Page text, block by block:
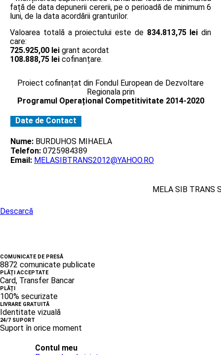
față de data depunerii cererii, pe o perioadă de minimum 6
luni, de la data acordării granturilor.
Valoarea totală a proiectului este de 834.813,75 lei din
care:
725.925,00 lei grant acordat
108.888,75 lei cofinanțare.
Proiect cofinanțat din Fondul European de Dezvoltare
Regionala prin
Programul Operațional Competitivitate 2014-2020
Date de Contact
Nume: BURDUHOS MIHAELA
Telefon: 0725984389
Email: MELASIBTRANS2012@YAHOO.RO
MELA SIB TRANS
Descarcă
COMUNICATE DE PRESĂ
8872 comunicate publicate
PLĂȚI ACCEPTATE
Card, Transfer Bancar
PLĂȚI
100% securizate
LIVRARE GRATUITĂ
Identitate vizuală
24/7 SUPORT
Suport în orice moment
Contul meu